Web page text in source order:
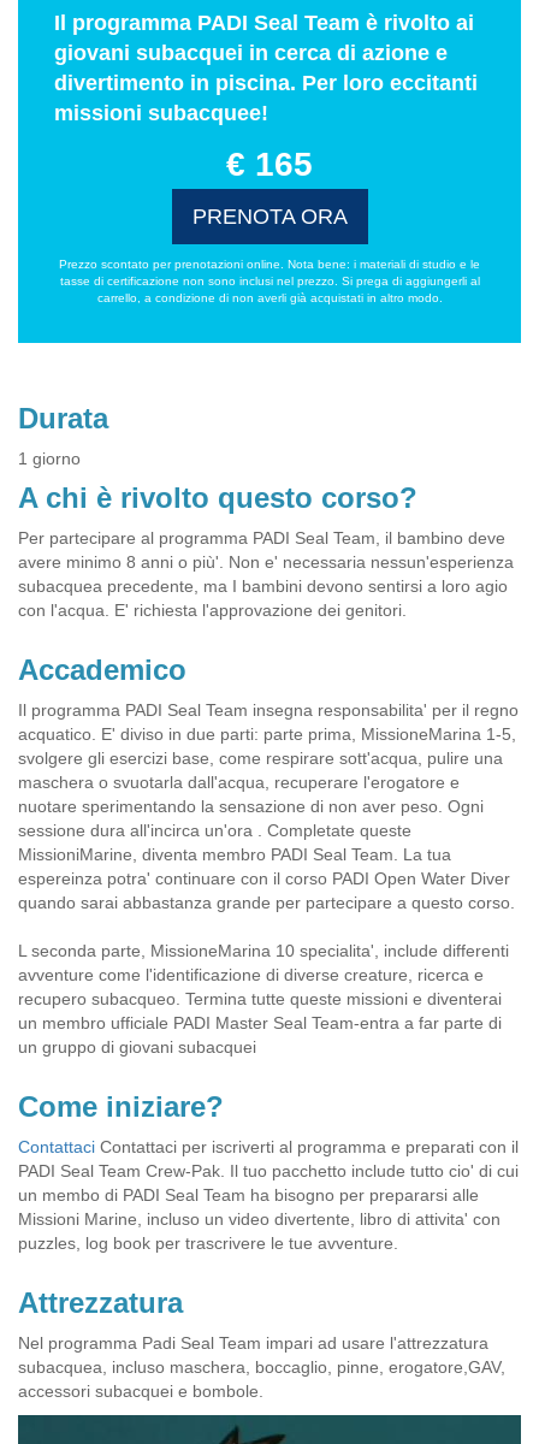
Il programma PADI Seal Team è rivolto ai
giovani subacquei in cerca di azione e
divertimento in piscina. Per loro eccitanti
missioni subacquee!
€ 165
PRENOTA ORA
Prezzo scontato per prenotazioni online. Nota bene: i materiali di studio e le
tasse di certificazione non sono inclusi nel prezzo. Si prega di aggiungerli al
carrello, a condizione di non averli già acquistati in altro modo.
Durata
1 giorno
A chi è rivolto questo corso?
Per partecipare al programma PADI Seal Team, il bambino deve
avere minimo 8 anni o più'. Non e' necessaria nessun'esperienza
subacquea precedente, ma I bambini devono sentirsi a loro agio
con l'acqua. E' richiesta l'approvazione dei genitori.
Accademico
Il programma PADI Seal Team insegna responsabilita' per il regno
acquatico. E' diviso in due parti: parte prima, MissioneMarina 1-5,
svolgere gli esercizi base, come respirare sott'acqua, pulire una
maschera o svuotarla dall'acqua, recuperare l'erogatore e
nuotare sperimentando la sensazione di non aver peso. Ogni
sessione dura all'incirca un'ora . Completate queste
MissioniMarine, diventa membro PADI Seal Team. La tua
espereinza potra' continuare con il corso PADI Open Water Diver
quando sarai abbastanza grande per partecipare a questo corso.
L seconda parte, MissioneMarina 10 specialita', include differenti
avventure come l'identificazione di diverse creature, ricerca e
recupero subacqueo. Termina tutte queste missioni e diventerai
un membro ufficiale PADI Master Seal Team-entra a far parte di
un gruppo di giovani subacquei
Come iniziare?
Contattaci Contattaci per iscriverti al programma e preparati con il
PADI Seal Team Crew-Pak. Il tuo pacchetto include tutto cio' di cui
un membo di PADI Seal Team ha bisogno per prepararsi alle
Missioni Marine, incluso un video divertente, libro di attivita' con
puzzles, log book per trascrivere le tue avventure.
Attrezzatura
Nel programma Padi Seal Team impari ad usare l'attrezzatura
subacquea, incluso maschera, boccaglio, pinne, erogatore,GAV,
accessori subacquei e bombole.